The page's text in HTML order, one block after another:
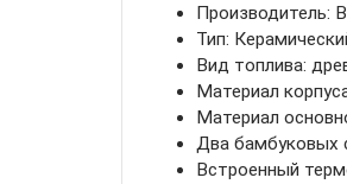
Производитель:
Тип:
Вид топлива:
Материал
Материал
Два бамбуковых
Встроенный